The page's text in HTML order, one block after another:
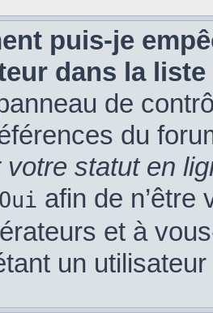
puis-je
dans la
de
du
votre statut en
Oui afin de n’être
et à
un